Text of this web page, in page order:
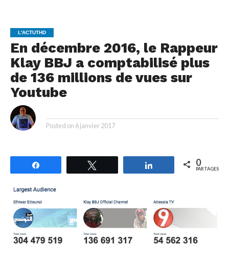
L'ACTUTHD
En décembre 2016, le Rappeur
Klay BBJ a comptabilisé plus
de 136 millions de vues sur
Youtube
Posted on 6 janvier 2017
Partagez 0
PARTAGES